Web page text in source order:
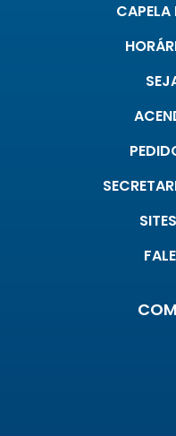
CAPELA